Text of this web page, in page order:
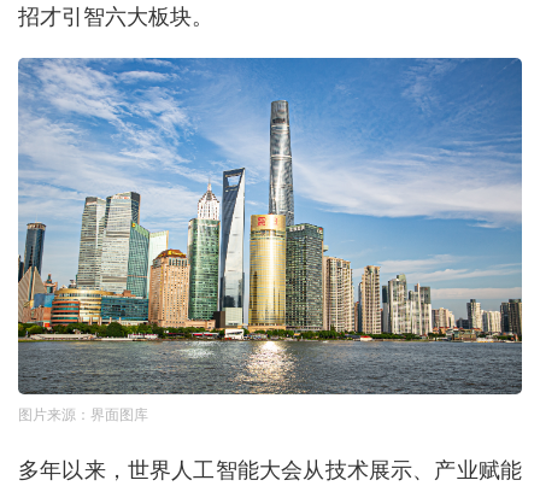
招才引智六大板块。
图片来源：界面图库
多年以来，世界人工智能大会从技术展示、产业赋能